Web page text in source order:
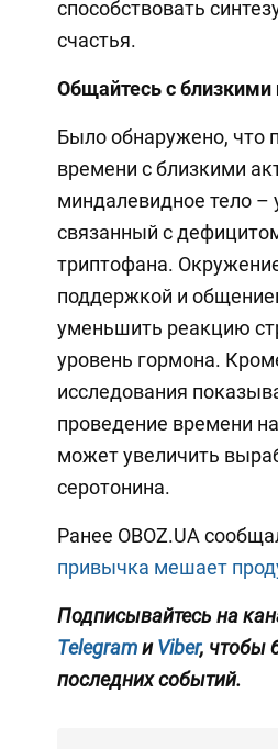
способствовать
счастья.
Общайтесь с близкими
Было обнаружено, что
времени с близкими
миндалевидное тело –
связанный с
триптофана.
поддержкой и
уменьшить реакцию
уровень гормона.
исследования
проведение времени
может увеличить
серотонина.
Ранее OBOZ.UA
привычка мешает
Подписывайтесь на
TelegramиViber, чтобы
последних событий.